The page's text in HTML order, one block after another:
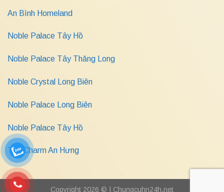
An Bình Homeland
Noble Palace Tây Hồ
Noble Palace Tây Thăng Long
Noble Crystal Long Biên
Noble Palace Long Biên
Noble Palace Tây Hồ
The Charm An Hưng
Copyright 2026 © | Chungcuhn24h.net